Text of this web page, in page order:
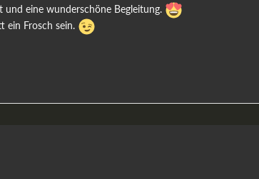
und eine wunderschöne Begleitung.
ein Frosch sein.